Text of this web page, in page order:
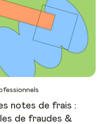
notes de frais :
de fraudes &